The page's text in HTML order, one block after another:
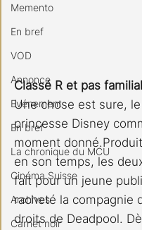
Memento
En bref
VOD
Annonce
Evénement
En bref
La chronique du MCU
Cinéma Suisse
Archives
Carnet noir
Classé R et pas familial
Une chose est sure,
princesse Disney
moment
en son temps, les
fait pour un jeune
racheté la compagnie
droits de Deadpool.